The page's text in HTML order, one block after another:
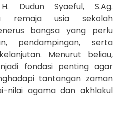
Dudun Syaeful, S.Ag.
remaja usia sekolah
bangsa yang perlu
pendampingan, serta
Menurut beliau,
fondasi penting agar
tantangan zaman
nilai agama dan akhlakul